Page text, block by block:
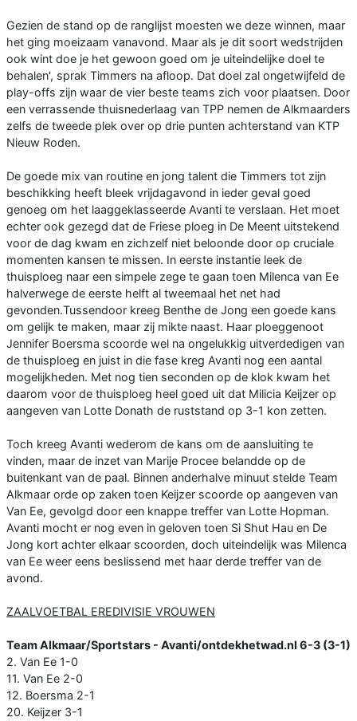
Gezien de stand op de ranglijst moesten we deze winnen, maar
het ging moeizaam vanavond. Maar als je dit soort wedstrijden
ook wint doe je het gewoon goed om je uiteindelijke doel te
behalen', sprak Timmers na afloop. Dat doel zal ongetwijfeld de
play-offs zijn waar de vier beste teams zich voor plaatsen. Door
een verrassende thuisnederlaag van TPP nemen de Alkmaarders
zelfs de tweede plek over op drie punten achterstand van KTP
Nieuw Roden.
De goede mix van routine en jong talent die Timmers tot zijn
beschikking heeft bleek vrijdagavond in ieder geval goed
genoeg om het laaggeklasseerde Avanti te verslaan. Het moet
echter ook gezegd dat de Friese ploeg in De Meent uitstekend
voor de dag kwam en zichzelf niet beloonde door op cruciale
momenten kansen te missen. In eerste instantie leek de
thuisploeg naar een simpele zege te gaan toen Milenca van Ee
halverwege de eerste helft al tweemaal het net had
gevonden.Tussendoor kreeg Benthe de Jong een goede kans
om gelijk te maken, maar zij mikte naast. Haar ploeggenoot
Jennifer Boersma scoorde wel na ongelukkig uitverdedigen van
de thuisploeg en juist in die fase kreg Avanti nog een aantal
mogelijkheden. Met nog tien seconden op de klok kwam het
daarom voor de thuisploeg heel goed uit dat Milicia Keijzer op
aangeven van Lotte Donath de ruststand op 3-1 kon zetten.
Toch kreeg Avanti wederom de kans om de aansluiting te
vinden, maar de inzet van Marije Procee belandde op de
buitenkant van de paal. Binnen anderhalve minuut stelde Team
Alkmaar orde op zaken toen Keijzer scoorde op aangeven van
Van Ee, gevolgd door een knappe treffer van Lotte Hopman.
Avanti mocht er nog even in geloven toen Si Shut Hau en De
Jong kort achter elkaar scoorden, doch uiteindelijk was Milenca
van Ee weer eens beslissend met haar derde treffer van de
avond.
ZAALVOETBAL EREDIVISIE VROUWEN
Team Alkmaar/Sportstars - Avanti/ontdekhetwad.nl 6-3 (3-1)
2. Van Ee 1-0
11. Van Ee 2-0
12. Boersma 2-1
20. Keijzer 3-1